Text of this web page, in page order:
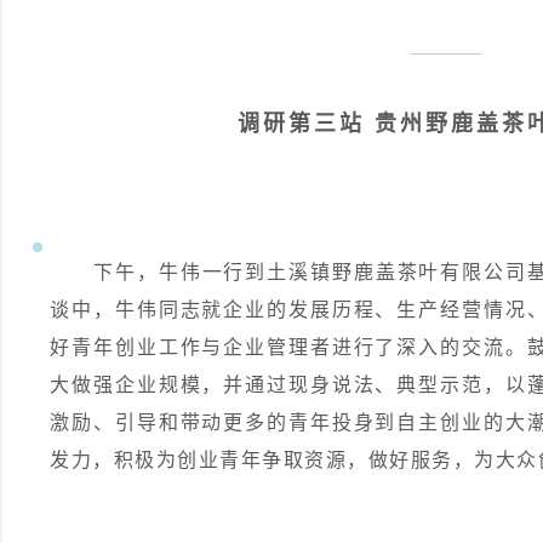
调研第三站 贵州野鹿盖茶
下午，牛伟一行到土溪镇野鹿盖茶叶有限公司
谈中，牛伟同志就企业的发展历程、生产经营情况
好青年创业工作与企业管理者进行了深入的交流。
大做强企业规模，并通过现身说法、典型示范，以
激励、引导和带动更多的青年投身到自主创业的大
发力，积极为创业青年争取资源，做好服务，为大